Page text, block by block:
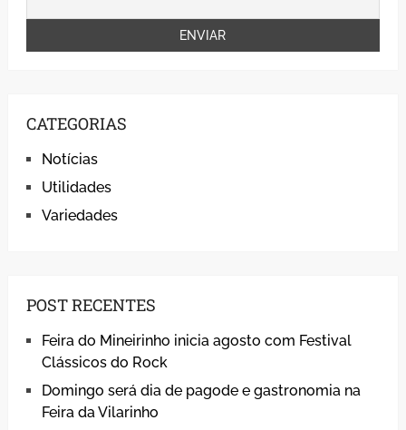
CATEGORIAS
Notícias
Utilidades
Variedades
POST RECENTES
Feira do Mineirinho inicia agosto com Festival
Clássicos do Rock
Domingo será dia de pagode e gastronomia na
Feira da Vilarinho